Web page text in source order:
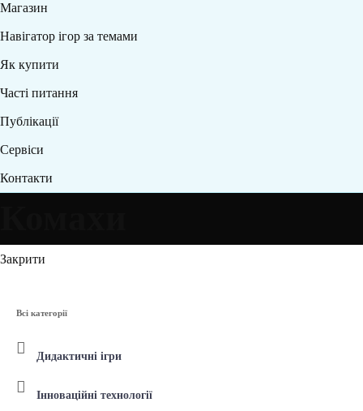
Магазин
Навігатор ігор за темами
Як купити
Часті питання
Публікації
Сервіси
Контакти
Закрити
Всі категорії
Дидактичні ігри
Інноваційні технології